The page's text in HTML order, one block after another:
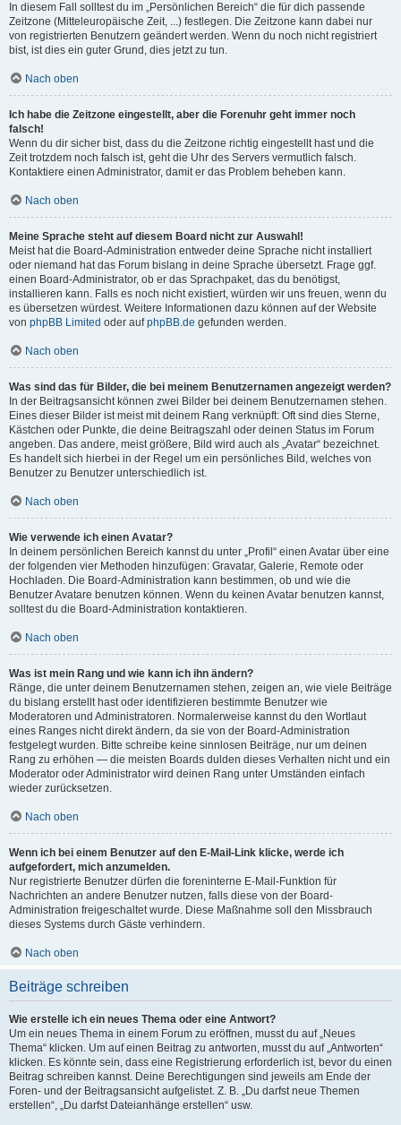
In diesem Fall solltest du im „Persönlichen Bereich“ die für dich passende
Zeitzone (Mitteleuropäische Zeit, ...) festlegen. Die Zeitzone kann dabei nur
von registrierten Benutzern geändert werden. Wenn du noch nicht registriert
bist, ist dies ein guter Grund, dies jetzt zu tun.
Nach oben
Ich habe die Zeitzone eingestellt, aber die Forenuhr geht immer noch
falsch!
Wenn du dir sicher bist, dass du die Zeitzone richtig eingestellt hast und die
Zeit trotzdem noch falsch ist, geht die Uhr des Servers vermutlich falsch.
Kontaktiere einen Administrator, damit er das Problem beheben kann.
Nach oben
Meine Sprache steht auf diesem Board nicht zur Auswahl!
Meist hat die Board-Administration entweder deine Sprache nicht installiert
oder niemand hat das Forum bislang in deine Sprache übersetzt. Frage ggf.
einen Board-Administrator, ob er das Sprachpaket, das du benötigst,
installieren kann. Falls es noch nicht existiert, würden wir uns freuen, wenn du
es übersetzen würdest. Weitere Informationen dazu können auf der Website
von phpBB Limited oder aufphpBB.de gefunden werden.
Nach oben
Was sind das für Bilder, die bei meinem Benutzernamen angezeigt werden?
In der Beitragsansicht können zwei Bilder bei deinem Benutzernamen stehen.
Eines dieser Bilder ist meist mit deinem Rang verknüpft: Oft sind dies Sterne,
Kästchen oder Punkte, die deine Beitragszahl oder deinen Status im Forum
angeben. Das andere, meist größere, Bild wird auch als „Avatar“ bezeichnet.
Es handelt sich hierbei in der Regel um ein persönliches Bild, welches von
Benutzer zu Benutzer unterschiedlich ist.
Nach oben
Wie verwende ich einen Avatar?
In deinem persönlichen Bereich kannst du unter „Profil“ einen Avatar über eine
der folgenden vier Methoden hinzufügen: Gravatar, Galerie, Remote oder
Hochladen. Die Board-Administration kann bestimmen, ob und wie die
Benutzer Avatare benutzen können. Wenn du keinen Avatar benutzen kannst,
solltest du die Board-Administration kontaktieren.
Nach oben
Was ist mein Rang und wie kann ich ihn ändern?
Ränge, die unter deinem Benutzernamen stehen, zeigen an, wie viele Beiträge
du bislang erstellt hast oder identifizieren bestimmte Benutzer wie
Moderatoren und Administratoren. Normalerweise kannst du den Wortlaut
eines Ranges nicht direkt ändern, da sie von der Board-Administration
festgelegt wurden. Bitte schreibe keine sinnlosen Beiträge, nur um deinen
Rang zu erhöhen — die meisten Boards dulden dieses Verhalten nicht und ein
Moderator oder Administrator wird deinen Rang unter Umständen einfach
wieder zurücksetzen.
Nach oben
Wenn ich bei einem Benutzer auf den E-Mail-Link klicke, werde ich
aufgefordert, mich anzumelden.
Nur registrierte Benutzer dürfen die foreninterne E-Mail-Funktion für
Nachrichten an andere Benutzer nutzen, falls diese von der Board-
Administration freigeschaltet wurde. Diese Maßnahme soll den Missbrauch
dieses Systems durch Gäste verhindern.
Nach oben
Beiträge schreiben
Wie erstelle ich ein neues Thema oder eine Antwort?
Um ein neues Thema in einem Forum zu eröffnen, musst du auf „Neues
Thema“ klicken. Um auf einen Beitrag zu antworten, musst du auf „Antworten“
klicken. Es könnte sein, dass eine Registrierung erforderlich ist, bevor du einen
Beitrag schreiben kannst. Deine Berechtigungen sind jeweils am Ende der
Foren- und der Beitragsansicht aufgelistet. Z. B. „Du darfst neue Themen
erstellen“, „Du darfst Dateianhänge erstellen“ usw.